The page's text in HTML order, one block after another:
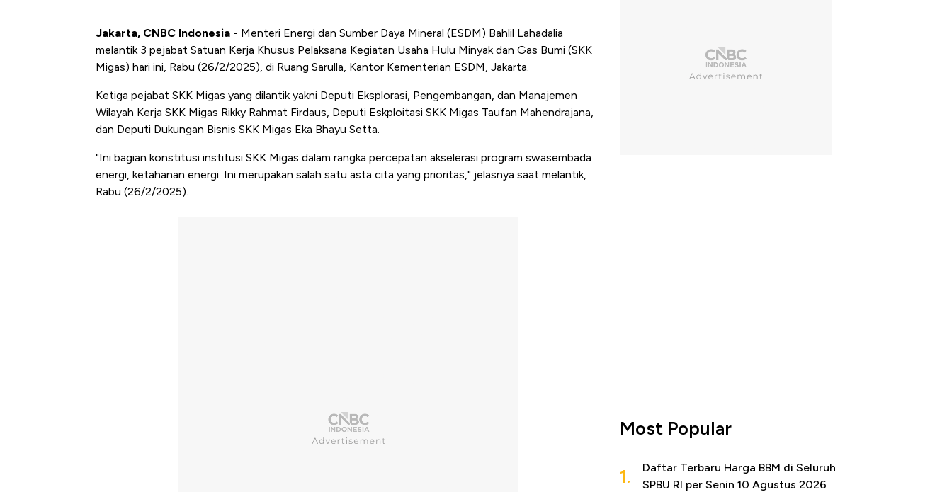
Jakarta, CNBC Indonesia - Menteri Energi dan Sumber Daya Mineral (ESDM) Bahlil Lahadalia
melantik 3 pejabat Satuan Kerja Khusus Pelaksana Kegiatan Usaha Hulu Minyak dan Gas Bumi (SKK
Migas) hari ini, Rabu (26/2/2025), di Ruang Sarulla, Kantor Kementerian ESDM, Jakarta.
Ketiga pejabat SKK Migas yang dilantik yakni Deputi Eksplorasi, Pengembangan, dan Manajemen
Wilayah Kerja SKK Migas Rikky Rahmat Firdaus, Deputi Eskploitasi SKK Migas Taufan Mahendrajana,
dan Deputi Dukungan Bisnis SKK Migas Eka Bhayu Setta.
"Ini bagian konstitusi institusi SKK Migas dalam rangka percepatan akselerasi program swasembada
energi, ketahanan energi. Ini merupakan salah satu asta cita yang prioritas," jelasnya saat melantik,
Rabu (26/2/2025).
Most Popular
1.
Daftar Terbaru Harga BBM di Seluruh
SPBU RI per Senin 10 Agustus 2026